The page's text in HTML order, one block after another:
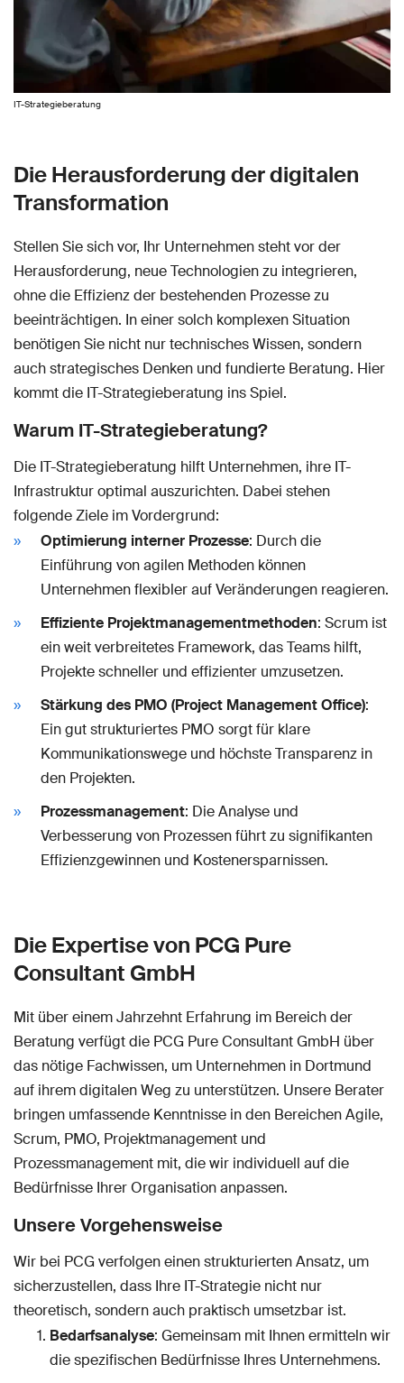
IT-Strategieberatung
Die Herausforderung der digitalen
Transformation
Stellen Sie sich vor, Ihr Unternehmen steht vor der
Herausforderung, neue Technologien zu integrieren,
ohne die Effizienz der bestehenden Prozesse zu
beeinträchtigen. In einer solch komplexen Situation
benötigen Sie nicht nur technisches Wissen, sondern
auch strategisches Denken und fundierte Beratung. Hier
kommt die IT-Strategieberatung ins Spiel.
Warum IT-Strategieberatung?
Die IT-Strategieberatung hilft Unternehmen, ihre IT-
Infrastruktur optimal auszurichten. Dabei stehen
folgende Ziele im Vordergrund:
Optimierung interner Prozesse: Durch die
Einführung von agilen Methoden können
Unternehmen flexibler auf Veränderungen reagieren.
Effiziente Projektmanagementmethoden: Scrum ist
ein weit verbreitetes Framework, das Teams hilft,
Projekte schneller und effizienter umzusetzen.
Stärkung des PMO (Project Management Office):
Ein gut strukturiertes PMO sorgt für klare
Kommunikationswege und höchste Transparenz in
den Projekten.
Prozessmanagement: Die Analyse und
Verbesserung von Prozessen führt zu signifikanten
Effizienzgewinnen und Kostenersparnissen.
Die Expertise von PCG Pure
Consultant GmbH
Mit über einem Jahrzehnt Erfahrung im Bereich der
Beratung verfügt die PCG Pure Consultant GmbH über
das nötige Fachwissen, um Unternehmen in Dortmund
auf ihrem digitalen Weg zu unterstützen. Unsere Berater
bringen umfassende Kenntnisse in den Bereichen Agile,
Scrum, PMO, Projektmanagement und
Prozessmanagement mit, die wir individuell auf die
Bedürfnisse Ihrer Organisation anpassen.
Unsere Vorgehensweise
Wir bei PCG verfolgen einen strukturierten Ansatz, um
sicherzustellen, dass Ihre IT-Strategie nicht nur
theoretisch, sondern auch praktisch umsetzbar ist.
Bedarfsanalyse: Gemeinsam mit Ihnen ermitteln wir
die spezifischen Bedürfnisse Ihres Unternehmens.